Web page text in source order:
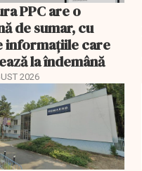
PPC are o
de sumar, cu
informațiile care
la îndemână
2026